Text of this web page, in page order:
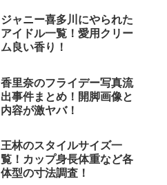
ジャニー喜多川にやられた
アイドル一覧！愛用クリー
ム良い香り！
香里奈のフライデー写真流
出事件まとめ！開脚画像と
内容が激ヤバ！
王林のスタイルサイズ一
覧！カップ身長体重など各
体型の寸法調査！